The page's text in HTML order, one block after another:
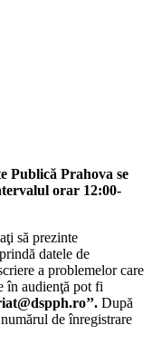
Publică Prahova se
orar 12:00-
să prezinte
datele de
a problemelor care
în audienţă pot fi
După
de înregistrare